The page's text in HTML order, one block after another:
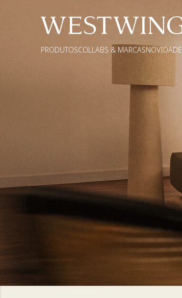
PRODUTOSCOLLABS & MARCAS